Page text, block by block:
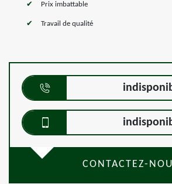
Prix imbattable
Travail de qualité
CONTACTEZ-